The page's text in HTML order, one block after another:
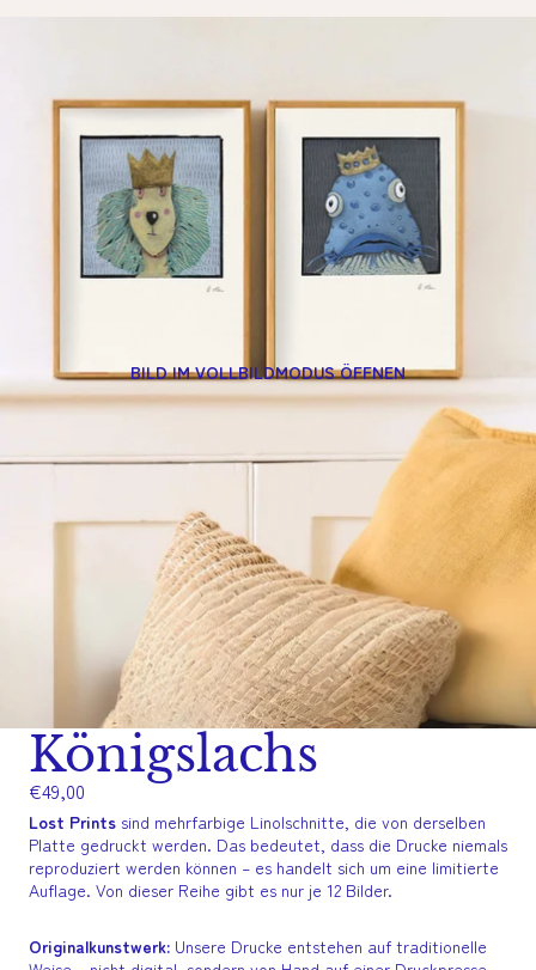
BILD IM VOLLBILDMODUS ÖFFNEN
Königslachs
€49,00
Lost Prints sind mehrfarbige Linolschnitte, die von derselben
Platte gedruckt werden. Das bedeutet, dass die Drucke niemals
reproduziert werden können – es handelt sich um eine limitierte
Auflage. Von dieser Reihe gibt es nur je 12 Bilder.
Originalkunstwerk: Unsere Drucke entstehen auf traditionelle